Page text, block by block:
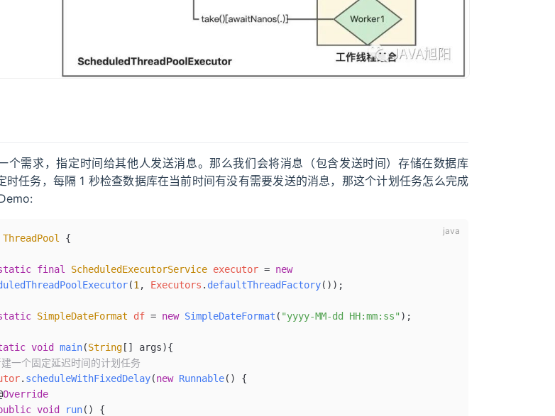
个需求，指定时间给其他人发送消息。那么我们会将消息（包含发送时间）存储在数据库
时任务，每隔 1 秒检查数据库在当前时间有没有需要发送的消息，那这个计划任务怎么完成
ThreadPool {
final ScheduledExecutorService executor = new
(1 , Executors . defaultThreadFactory() ) ;
SimpleDateFormat df = new SimpleDateFormat ( "yyyy-MM-dd HH:mm:ss" ) ;
void main(String [] args){
一个固定延迟时间的计划任务
. scheduleWithFixedDelay(new Runnable() {
Override
void run()
{